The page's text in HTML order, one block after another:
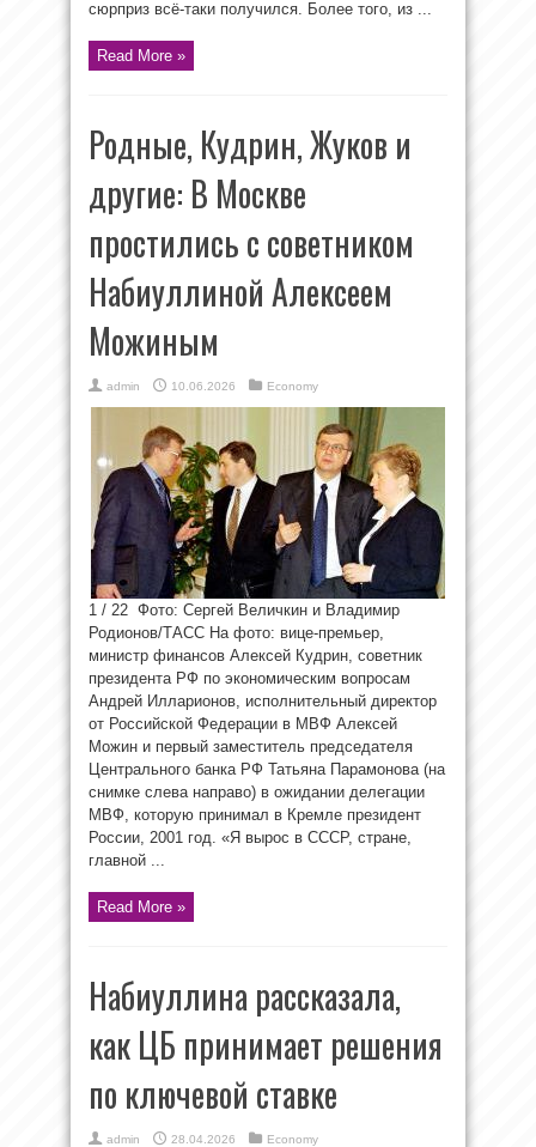
сюрприз всё-таки получился. Более того, из ...
Read More »
Родные, Кудрин, Жуков и
другие: В Москве
простились с советником
Набиуллиной Алексеем
Можиным
admin 10.06.2026 Economy
1 / 22 Фото: Сергей Величкин и Владимир
Родионов/ТАСС На фото: вице-премьер,
министр финансов Алексей Кудрин, советник
президента РФ по экономическим вопросам
Андрей Илларионов, исполнительный директор
от Российской Федерации в МВФ Алексей
Можин и первый заместитель председателя
Центрального банка РФ Татьяна Парамонова (на
снимке слева направо) в ожидании делегации
МВФ, которую принимал в Кремле президент
России, 2001 год. «Я вырос в СССР, стране,
главной ...
Read More »
Набиуллина рассказала,
как ЦБ принимает решения
по ключевой ставке
admin 28.04.2026 Economy